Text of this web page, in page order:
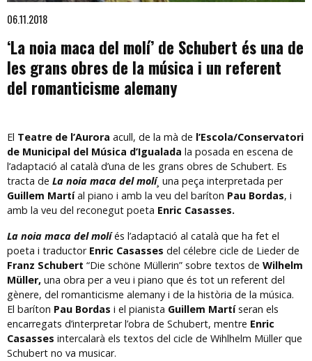
Diapositiva 1 de 1
06.11.2018
‘La noia maca del molí’ de Schubert és una de
les grans obres de la música i un referent
del romanticisme alemany
El Teatre de l’Aurora acull, de la mà de l’Escola/Conservatori
de Municipal del Música d’Igualada la posada en escena de
l’adaptació al català d’una de les grans obres de Schubert. Es
tracta de La noia maca del molí¸ una peça interpretada per
Guillem Martíal piano i amb la veu del baríton Pau Bordas, i
amb la veu del reconegut poeta Enric Casasses.
La noia maca del molíés l’adaptació al català que ha fet el
poeta i traductor Enric Casasses del célebre cicle de Lieder de
Franz Schubert “Die schöne Müllerin” sobre textos de Wilhelm
Müller, una obra per a veu i piano que és tot un referent del
gènere, del romanticisme alemany i de la història de la música.
El baríton Pau Bordas i el pianista Guillem Martíseran els
encarregats d’interpretar l’obra de Schubert, mentre Enric
Casasses intercalarà els textos del cicle de Wihlhelm Müller que
Schubert no va musicar.